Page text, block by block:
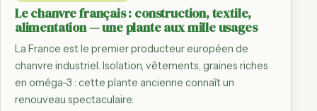
Le chanvre français : construction, textile,
alimentation — une plante aux mille usages
La France est le premier producteur européen de
chanvre industriel. Isolation, vêtements, graines riches
en oméga-3 : cette plante ancienne connaît un
renouveau spectaculaire.